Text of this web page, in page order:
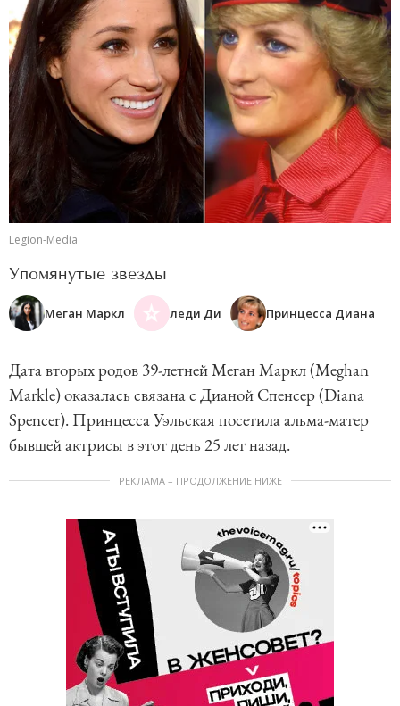
Legion-Media
Упомянутые звезды
Меган Маркл леди Ди Принцесса Диана
Дата вторых родов 39-летней Меган Маркл (Meghan
Markle) оказалась связана с Дианой Спенсер (Diana
Spencer). Принцесса Уэльская посетила альма-матер
бывшей актрисы в этот день 25 лет назад.
РЕКЛАМА – ПРОДОЛЖЕНИЕ НИЖЕ